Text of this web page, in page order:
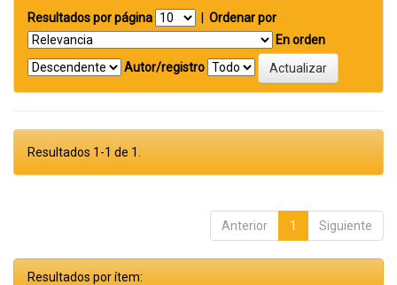
Resultados por página
Ordenar por
En orden
Autor/registro
Resultados 1-1 de 1.
Anterior 1 Siguiente
Resultados por ítem: